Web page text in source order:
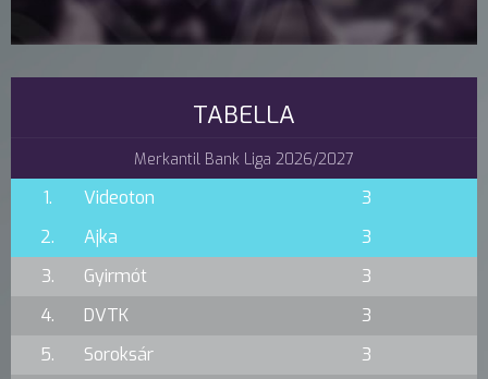
TABELLA
Merkantil Bank Liga 2026/2027
1. Videoton
3
2.
Ajka
3
3.
Gyirmót
3
4.
DVTK
3
5.
Soroksár
3